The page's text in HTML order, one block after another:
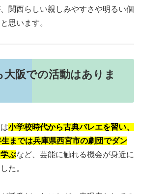
関西らしい親しみやすさや明るい個
思います。
大阪での活動はありま
小学校時代から古典バレエを習い、
までは兵庫県西宮市の劇団でダン
ぶなど、芸能に触れる機会が身近に
た。